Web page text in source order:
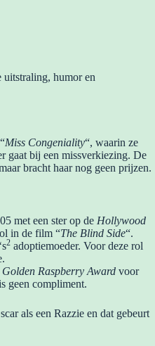
uitstraling, humor en
Miss Congeniality“, waarin ze
gaat bij een missverkiezing. De
bracht haar nog geen prijzen.
met een ster op de Hollywood
in de film “The Blind Side“.
2 adoptiemoeder. Voor deze rol
Golden Raspberry Award voor
geen compliment.
als een Razzie en dat gebeurt